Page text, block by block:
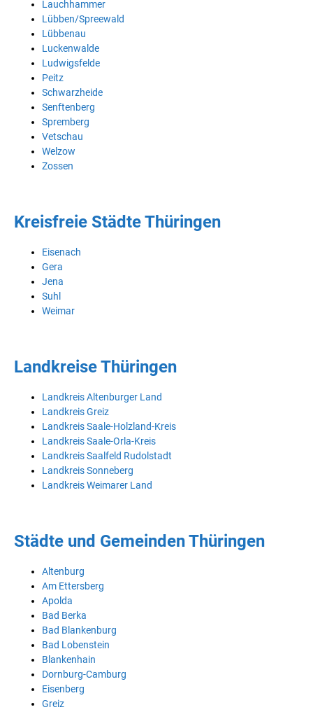
Lauchhammer
Lübben/Spreewald
Lübbenau
Luckenwalde
Ludwigsfelde
Peitz
Schwarzheide
Senftenberg
Spremberg
Vetschau
Welzow
Zossen
Kreisfreie Städte Thüringen
Eisenach
Gera
Jena
Suhl
Weimar
Landkreise Thüringen
Landkreis Altenburger Land
Landkreis Greiz
Landkreis Saale-Holzland-Kreis
Landkreis Saale-Orla-Kreis
Landkreis Saalfeld Rudolstadt
Landkreis Sonneberg
Landkreis Weimarer Land
Städte und Gemeinden Thüringen
Altenburg
Am Ettersberg
Apolda
Bad Berka
Bad Blankenburg
Bad Lobenstein
Blankenhain
Dornburg-Camburg
Eisenberg
Greiz